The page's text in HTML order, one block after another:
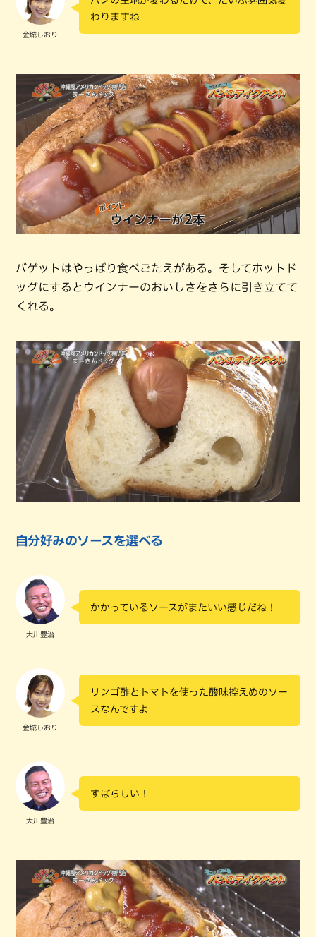
金城しおり
わりますね
バゲットはやっぱり食べごたえがある。そしてホットド
ッグにするとウインナーのおいしさをさらに引き立てて
くれる。
自分好みのソースを選べる
大川豊治
かかっているソースがまたいい感じだね！
金城しおり
リンゴ酢とトマトを使った酸味控えめのソー
スなんですよ
大川豊治
すばらしい！